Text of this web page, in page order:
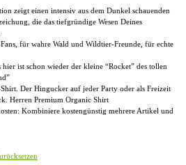
zeigt einen intensiv aus dem Dunkel schauenden
die das tiefgründige Wesen Deines
für wahre Wald und Wildtier-Freunde, für echte
ist schon wieder der kleine “Rocket” des tollen
Der Hingucker auf jeder Party oder als Freizeit
Herren Premium Organic Shirt
Kombiniere kostengünstig mehrere Artikel und